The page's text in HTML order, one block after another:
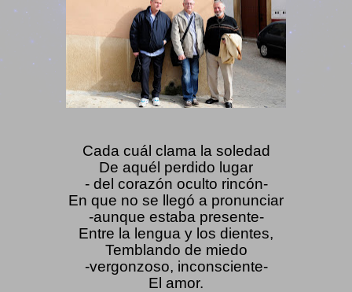
Cada cuál clama la soledad
De aquél perdido lugar
- del corazón oculto rincón-
En que no se llegó a pronunciar
-aunque estaba presente-
Entre la lengua y los dientes,
Temblando de miedo
-vergonzoso, inconsciente-
El amor.